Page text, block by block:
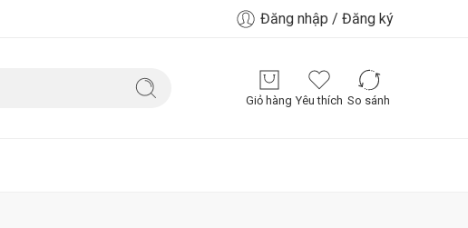
Đăng nhập / Đăng ký
Giỏ hàng Yêu thích So sánh